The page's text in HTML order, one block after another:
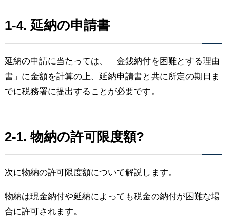
1-4. 延納の申請書
延納の申請に当たっては、「金銭納付を困難とする理由
書」に金額を計算の上、延納申請書と共に所定の期日ま
でに税務署に提出することが必要です。
2-1. 物納の許可限度額?
次に物納の許可限度額について解説します。
物納は現金納付や延納によっても税金の納付が困難な場
合に許可されます。